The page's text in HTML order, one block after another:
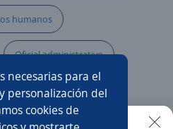
necesarias para el
personalización del
cookies de
humanos
Oficial administrativo
en selección
Asesor/a de ventas